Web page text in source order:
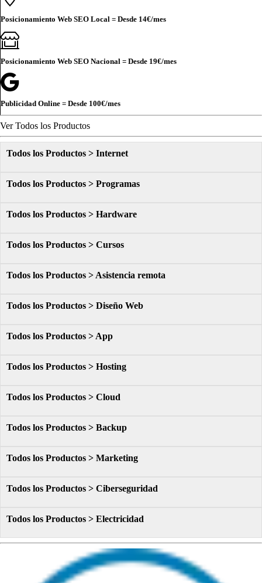
Posicionamiento Web SEO Local = Desde 14€/mes
Posicionamiento Web SEO Nacional = Desde 19€/mes
Publicidad Online = Desde 100€/mes
Ver Todos los Productos
Todos los Productos > Internet
Todos los Productos > Programas
Todos los Productos > Hardware
Todos los Productos > Cursos
Todos los Productos > Asistencia remota
Todos los Productos > Diseño Web
Todos los Productos > App
Todos los Productos > Hosting
Todos los Productos > Cloud
Todos los Productos > Backup
Todos los Productos > Marketing
Todos los Productos > Ciberseguridad
Todos los Productos > Electricidad